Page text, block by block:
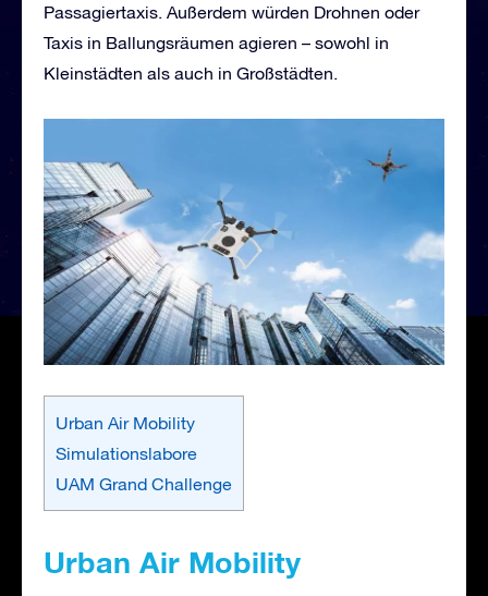
Passagiertaxis. Außerdem würden Drohnen oder
Taxis in Ballungsräumen agieren – sowohl in
Kleinstädten als auch in Großstädten.
Urban Air Mobility
Simulationslabore
UAM Grand Challenge
Urban Air Mobility